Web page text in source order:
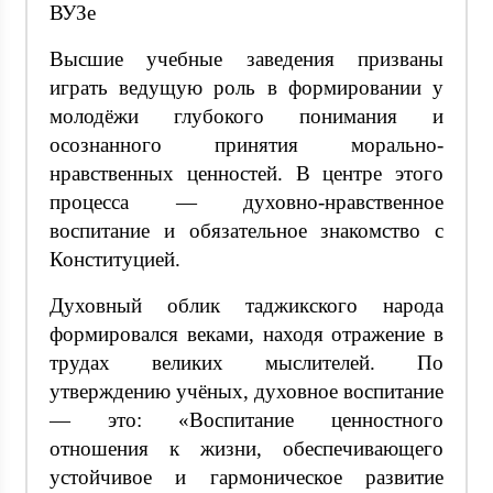
ВУЗе
Высшие учебные заведения призваны
играть ведущую роль в формировании у
молодёжи глубокого понимания и
осознанного принятия морально-
нравственных ценностей. В центре этого
процесса — духовно-нравственное
воспитание и обязательное знакомство с
Конституцией.
Духовный облик таджикского народа
формировался веками, находя отражение в
трудах великих мыслителей. По
утверждению учёных, духовное воспитание
— это: «Воспитание ценностного
отношения к жизни, обеспечивающего
устойчивое и гармоническое развитие